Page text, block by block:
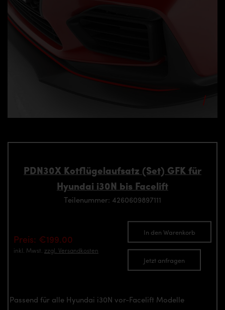
PDN30X Kotflügelaufsatz (Set) GFK für
Hyundai i30N bis Facelift
Teilenummer: 4260609897111
Preis: €199.00
inkl. Mwst. zzgl. Versandkosten
In den Warenkorb
Jetzt anfragen
Passend für alle Hyundai i30N vor-Facelift Modelle